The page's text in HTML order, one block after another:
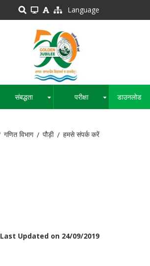
Language
संबद्धता परीक्षा डाउनलोड
गणित विभाग पौड़ी हमसे संपर्क करें
Last Updated on 24/09/2019